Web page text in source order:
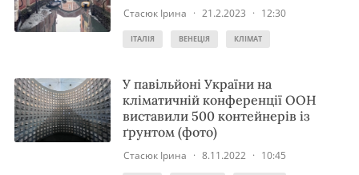
Стасюк Ірина · 21.2.2023 · 12:30
ІТАЛІЯ ВЕНЕЦІЯ КЛІМАТ
У павільйоні України на
кліматичній конференції ООН
виставили 500 контейнерів із
ґрунтом (фото)
Стасюк Ірина · 8.11.2022 · 10:45